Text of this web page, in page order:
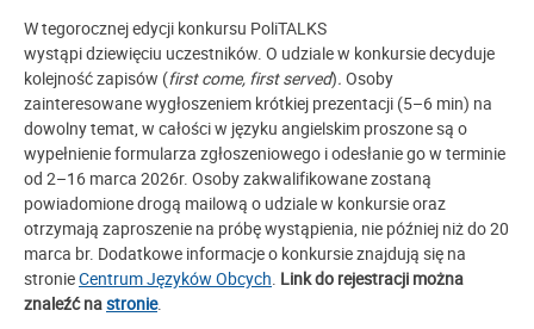
W tegorocznej edycji konkursu PoliTALKS
wystąpi dziewięciu uczestników. O udziale w konkursie decyduje
kolejność zapisów (first come, first served). Osoby
zainteresowane wygłoszeniem krótkiej prezentacji (5–6 min) na
dowolny temat, w całości w języku angielskim proszone są o
wypełnienie formularza zgłoszeniowego i odesłanie go w terminie
od 2–16 marca 2026r. Osoby zakwalifikowane zostaną
powiadomione drogą mailową o udziale w konkursie oraz
otrzymają zaproszenie na próbę wystąpienia, nie później niż do 20
marca br. Dodatkowe informacje o konkursie znajdują się na
stronieCentrum Języków Obcych. Link do rejestracji można
znaleźć nastronie.